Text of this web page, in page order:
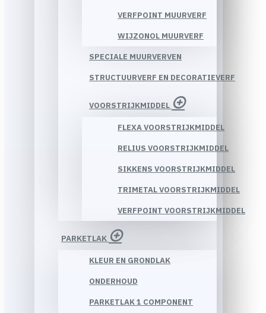
VERFPOINT MUURVERF
WIJZONOL MUURVERF
SPECIALE MUURVERVEN
STRUCTUURVERF EN DECORATIEVERF
VOORSTRIJKMIDDEL
FLEXA VOORSTRIJKMIDDEL
RELIUS VOORSTRIJKMIDDEL
SIKKENS VOORSTRIJKMIDDEL
TRIMETAL VOORSTRIJKMIDDEL
VERFPOINT VOORSTRIJKMIDDEL
PARKETLAK
KLEUR EN GRONDLAK
ONDERHOUD
PARKETLAK 1 COMPONENT